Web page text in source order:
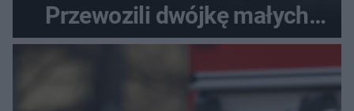
Przewozili dwójkę małych
dzieci